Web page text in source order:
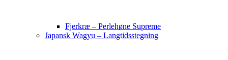
Fjerkræ – Perlehøne Supreme
Japansk Wagyu – Langtidsstegning